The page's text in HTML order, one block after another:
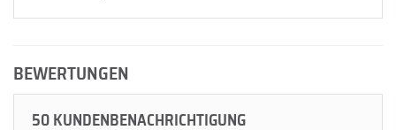
BEWERTUNGEN
50 KUNDENBENACHRICHTIGUNG